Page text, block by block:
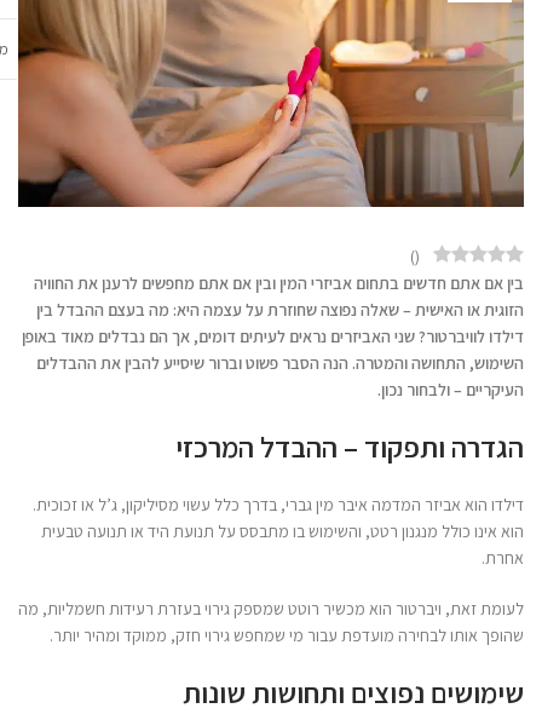
(
)
בין אם אתם חדשים בתחום אביזרי המין ובין אם אתם מחפשים לרענן את החוויה
הזוגית או האישית – שאלה נפוצה שחוזרת על עצמה היא: מה בעצם ההבדל בין
דילדו לוויברטור? שני האביזרים נראים לעיתים דומים, אך הם נבדלים מאוד באופן
השימוש, התחושה והמטרה. הנה הסבר פשוט וברור שיסייע להבין את ההבדלים
העיקריים – ולבחור נכון.
הגדרה ותפקוד – ההבדל המרכזי
דילדו הוא אביזר המדמה איבר מין גברי, בדרך כלל עשוי מסיליקון, ג’ל או זכוכית.
הוא אינו כולל מנגנון רטט, והשימוש בו מתבסס על תנועת היד או תנועה טבעית
אחרת.
לעומת זאת, ויברטור הוא מכשיר רוטט שמספק גירוי בעזרת רעידות חשמליות, מה
שהופך אותו לבחירה מועדפת עבור מי שמחפש גירוי חזק, ממוקד ומהיר יותר.
שימושים נפוצים ותחושות שונות